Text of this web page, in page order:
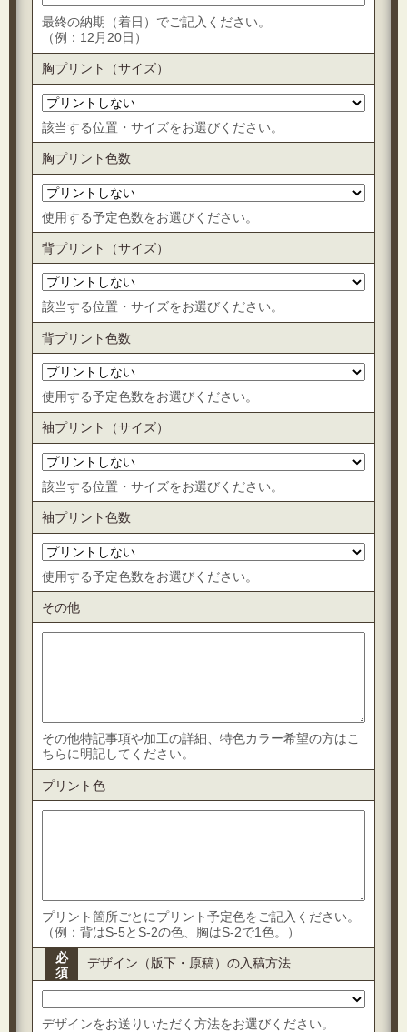
最終の納期（着日）でご記入ください。
（例：12月20日）
胸プリント（サイズ）
該当する位置・サイズをお選びください。
胸プリント色数
使用する予定色数をお選びください。
背プリント（サイズ）
該当する位置・サイズをお選びください。
背プリント色数
使用する予定色数をお選びください。
袖プリント（サイズ）
該当する位置・サイズをお選びください。
袖プリント色数
使用する予定色数をお選びください。
その他
その他特記事項や加工の詳細、特色カラー希望の方はこ
ちらに明記してください。
プリント色
プリント箇所ごとにプリント予定色をご記入ください。
（例：背はS-5とS-2の色、胸はS-2で1色。）
デザイン（版下・原稿）の入稿方法
必
須
デザインをお送りいただく方法をお選びください。